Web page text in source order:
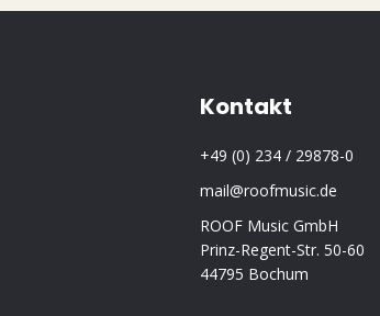
Kontakt
+49 (0) 234 / 29878-0
mail@roofmusic.de
ROOF Music GmbH
Prinz-Regent-Str. 50-60
44795 Bochum